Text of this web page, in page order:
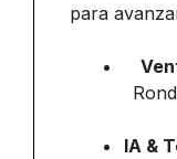
para
IA &